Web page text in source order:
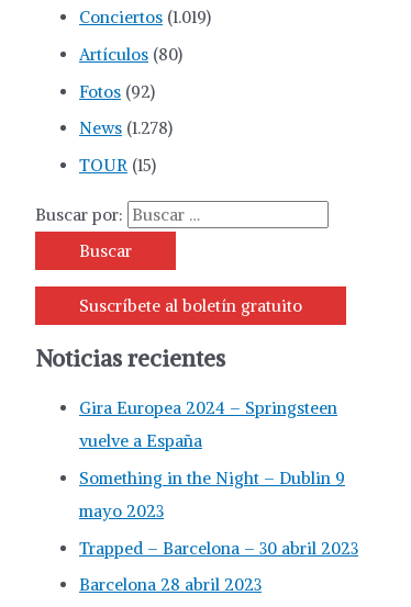
Conciertos (1.019)
Artículos (80)
Fotos (92)
News (1.278)
TOUR (15)
Buscar por:
Suscríbete al boletín gratuito
Noticias recientes
Gira Europea 2024 – Springsteen
vuelve a España
Something in the Night – Dublin 9
mayo 2023
Trapped – Barcelona – 30 abril 2023
Barcelona 28 abril 2023